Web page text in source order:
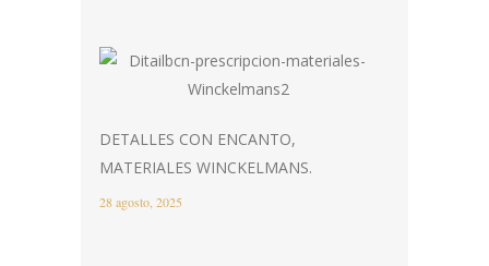
DETALLES CON ENCANTO,
MATERIALES WINCKELMANS.
28 agosto, 2025